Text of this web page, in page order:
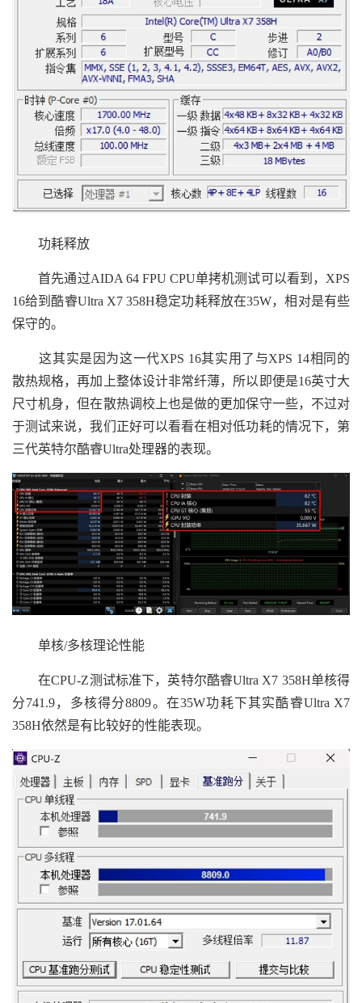
功耗释放
首先通过AIDA 64 FPU CPU单拷机测试可以看到，XPS
16给到酷睿Ultra X7 358H稳定功耗释放在35W，相对是有些
保守的。
这其实是因为这一代XPS 16其实用了与XPS 14相同的
散热规格，再加上整体设计非常纤薄，所以即便是16英寸大
尺寸机身，但在散热调校上也是做的更加保守一些，不过对
于测试来说，我们正好可以看看在相对低功耗的情况下，第
三代英特尔酷睿Ultra处理器的表现。
单核/多核理论性能
在CPU-Z测试标准下，英特尔酷睿Ultra X7 358H单核得
分741.9，多核得分8809。在35W功耗下其实酷睿Ultra X7
358H依然是有比较好的性能表现。